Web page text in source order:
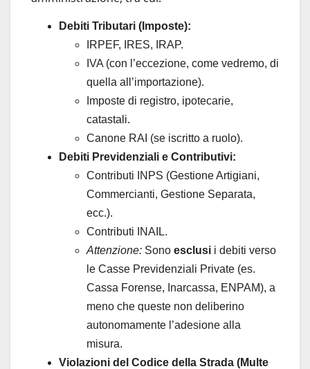
Debiti Tributari (Imposte):
IRPEF, IRES, IRAP.
IVA (con l’eccezione, come vedremo, di
quella all’importazione).
Imposte di registro, ipotecarie,
catastali.
Canone RAI (se iscritto a ruolo).
Debiti Previdenziali e Contributivi:
Contributi INPS (Gestione Artigiani,
Commercianti, Gestione Separata,
ecc.).
Contributi INAIL.
Attenzione: Sono esclusi i debiti verso
le Casse Previdenziali Private (es.
Cassa Forense, Inarcassa, ENPAM), a
meno che queste non deliberino
autonomamente l’adesione alla
misura.
Violazioni del Codice della Strada (Multe